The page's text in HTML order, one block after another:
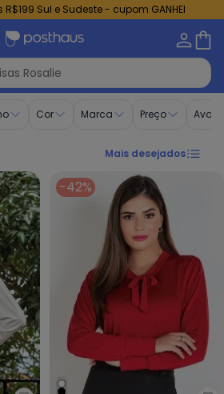
R$199 Sul e Sudeste - cupom GANHEI
| Rosalie
Cor Marca Preço
Mais desejados
-42%